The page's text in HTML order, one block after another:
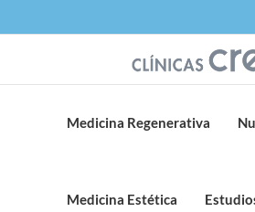
al
Medicina Regenerativa
Medicina Estética